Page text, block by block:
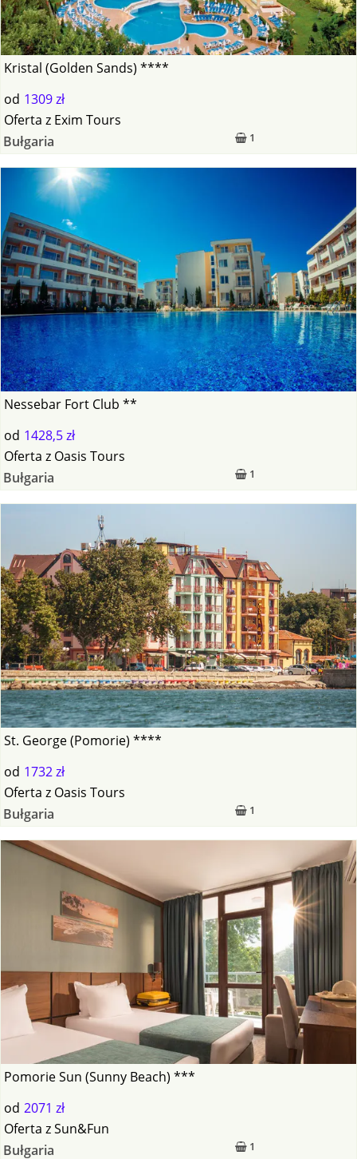
Kristal (Golden Sands) ****
od 1309 zł
1
Oferta z Exim Tours
Bułgaria
Nessebar Fort Club **
od 1428,5 zł
1
Oferta z Oasis Tours
Bułgaria
St. George (Pomorie) ****
od 1732 zł
1
Oferta z Oasis Tours
Bułgaria
Pomorie Sun (Sunny Beach) ***
od 2071 zł
1
Oferta zSun&Fun
Bułgaria